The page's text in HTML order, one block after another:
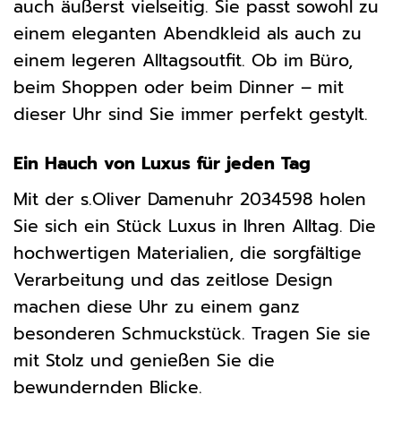
auch äußerst vielseitig. Sie passt sowohl zu
einem eleganten Abendkleid als auch zu
einem legeren Alltagsoutfit. Ob im Büro,
beim Shoppen oder beim Dinner – mit
dieser Uhr sind Sie immer perfekt gestylt.
Ein Hauch von Luxus für jeden Tag
Mit der s.Oliver Damenuhr 2034598 holen
Sie sich ein Stück Luxus in Ihren Alltag. Die
hochwertigen Materialien, die sorgfältige
Verarbeitung und das zeitlose Design
machen diese Uhr zu einem ganz
besonderen Schmuckstück. Tragen Sie sie
mit Stolz und genießen Sie die
bewundernden Blicke.